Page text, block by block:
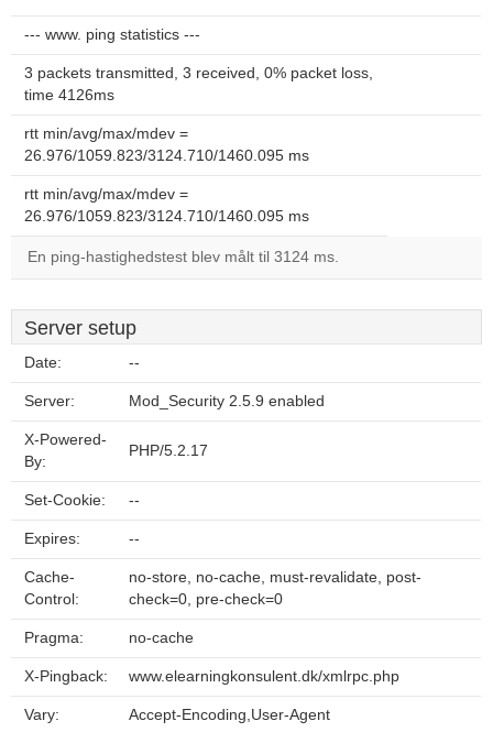
--- www. ping statistics ---
3 packets transmitted, 3 received, 0% packet loss,
time 4126ms
rtt min/avg/max/mdev =
26.976/1059.823/3124.710/1460.095 ms
rtt min/avg/max/mdev =
26.976/1059.823/3124.710/1460.095 ms
En ping-hastighedstest blev målt til 3124 ms.
Server setup
Date: --
Server: Mod_Security 2.5.9 enabled
X-Powered-
By:
PHP/5.2.17
Set-Cookie: --
Expires: --
Cache-
Control:
no-store, no-cache, must-revalidate, post-
check=0, pre-check=0
Pragma: no-cache
X-Pingback: www.elearningkonsulent.dk/xmlrpc.php
Vary: Accept-Encoding,User-Agent